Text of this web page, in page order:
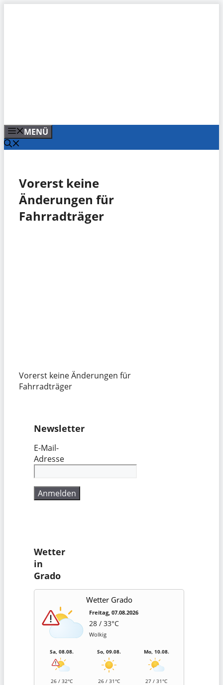
MENÜ
Vorerst keine
Änderungen für
Fahrradträger
Vorerst keine Änderungen für
Fahrradträger
Newsletter
E-Mail-
Adresse
Wetter
in
Grado
Wetter Grado
Freitag, 07.08.2026
28 / 33°C
Wolkig
Sa, 08.08.
26 / 32°C
So, 09.08.
26 / 31°C
Mo, 10.08.
27 / 31°C